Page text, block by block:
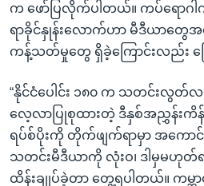
က ဖော်ပြလိုက်ပါတယ်။ ကပ်ရောဂါ
ရာခိုင်နှုန်းလောက်ဟာ မီဒီယာတွေအပ
ကန့်သတ်မှုတွေ ရှိခဲ့ကြောင်းလည်း ပ
“နိုင်ငံပေါင်း ၁၈၀ က သတင်းလွတ်
လေ့လာပြုစုထားတဲ့ ဒီနှစ်အညွှန်းကိန်
ရပ်စ်ပိုးကို တိုက်ဖျက်ရာမှာ အကော
သတင်းမီဒီယာကို လုံးဝ၊ ဒါမှမဟုတ်ရ
ထိန်းချုပ်ခဲ့တာ တွေ့ရပါတယ်။ ကမ္ဘ